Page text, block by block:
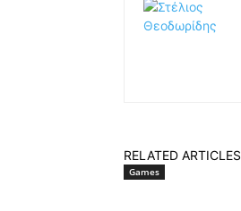
RELATED ARTICLES
Games